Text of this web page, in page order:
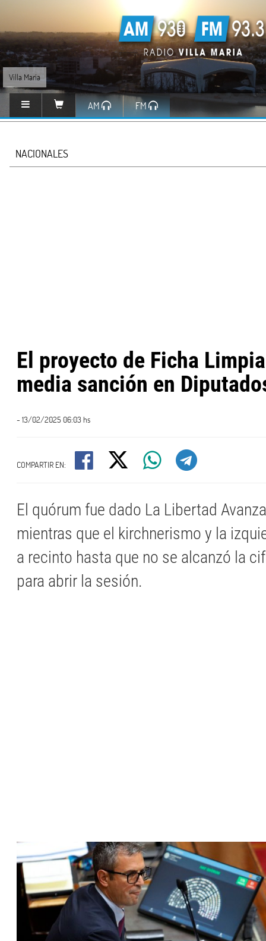
Villa María
AM FM
NACIONALES
El proyecto de Ficha
media sanción en
- 13/02/2025 06:03 hs
COMPARTIR EN:
El quórum fue dado La Libertad
mientras que el kirchnerismo y la
a recinto hasta que no se alcanzó la
para abrir la sesión.